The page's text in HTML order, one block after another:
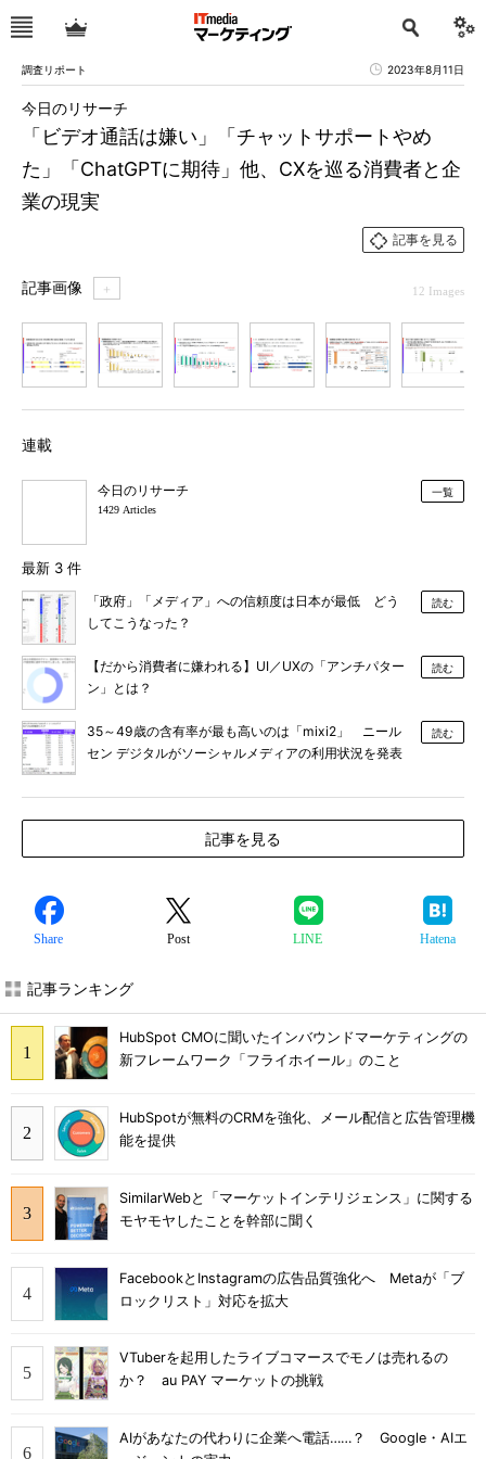
調査リポート 2023年8月11日
「ビデオ通話は嫌い」「チャットサポートやめ
た」「ChatGPTに期待」他、CXを巡る消費者と企
業の現実
今日のリサーチ
記事を見る
記事画像 ＋ 12 Images
連載
今日のリサーチ
1429 Articles
一覧
最新 3 件
「政府」「メディア」への信頼度は日本が最低 どう
してこうなった？
読む
【だから消費者に嫌われる】UI／UXの「アンチパター
ン」とは？
読む
35～49歳の含有率が最も高いのは「mixi2」 ニール
セン デジタルがソーシャルメディアの利用状況を発表
読む
記事を見る
Share Post LINE Hatena
記事ランキング
HubSpot CMOに聞いたインバウンドマーケティングの
新フレームワーク「フライホイール」のこと
HubSpotが無料のCRMを強化、メール配信と広告管理機
能を提供
SimilarWebと「マーケットインテリジェンス」に関する
モヤモヤしたことを幹部に聞く
FacebookとInstagramの広告品質強化へ Metaが「ブ
ロックリスト」対応を拡大
VTuberを起用したライブコマースでモノは売れるの
か？ au PAY マーケットの挑戦
AIがあなたの代わりに企業へ電話……？ Google・AIエ